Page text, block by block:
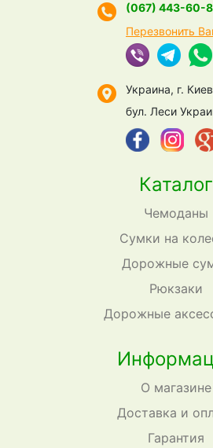
Каталог
Чемоданы
Сумки на
Дорожные
Рюкзаки
Дорожные
О магазине
Доставка и
Гарантия
(067) 443-60-
Перезвонить
Украина, г.
бул. Леси